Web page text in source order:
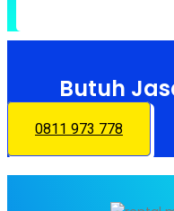
Butuh
0811 973 778